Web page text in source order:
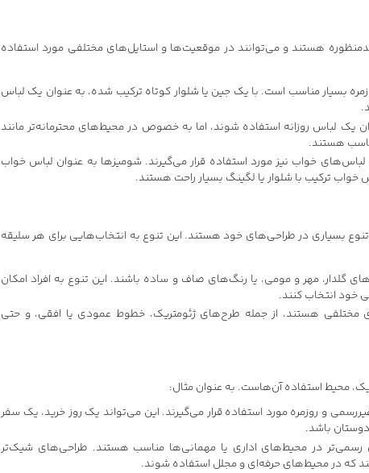
هستند و می‌توانند در موقعیت‌ها و استایل‌های مختلفی مورد استفاده
بسیار مناسب است. با یک جین یا شلوار کوتاه ترکیب شده، به عنوان یک لباس
یک لباس روزانه استفاده شوند، اما به خصوص در محیط‌های محترمانه‌تر مانند
هستند.
خواب نیز مورد استفاده قرار می‌گیرند. شومیز‌ها به عنوان لباس خواب
خواب ترکیب با شلوار یا لگینگ بسیار راحت هستند.
بسیاری در طراحی‌های خود هستند. این تنوع به انتخاب‌هایی برای هر سلیقه
گلدار، مهر و مومی، یا رنگ‌های صاف و ساده باشند. این تنوع به افراد امکان
خود انتخاب کنند.
مختلفی هستند، از جمله طرح‌های ژئومتریک، خطوط عمودی یا افقی، و حتی
محیط استفاده آن‌هاست. به عنوان مثال:
و روزمره مورد استفاده قرار می‌گیرند. این می‌تواند یک روز خرید، یک سفر
باشد.
رسمی‌تر در محیط‌های اداری یا مهمانی‌ها مناسب هستند. طراحی‌های شیک‌تر
که در محیط‌های حرفه‌ای و مجلل استفاده شوند.